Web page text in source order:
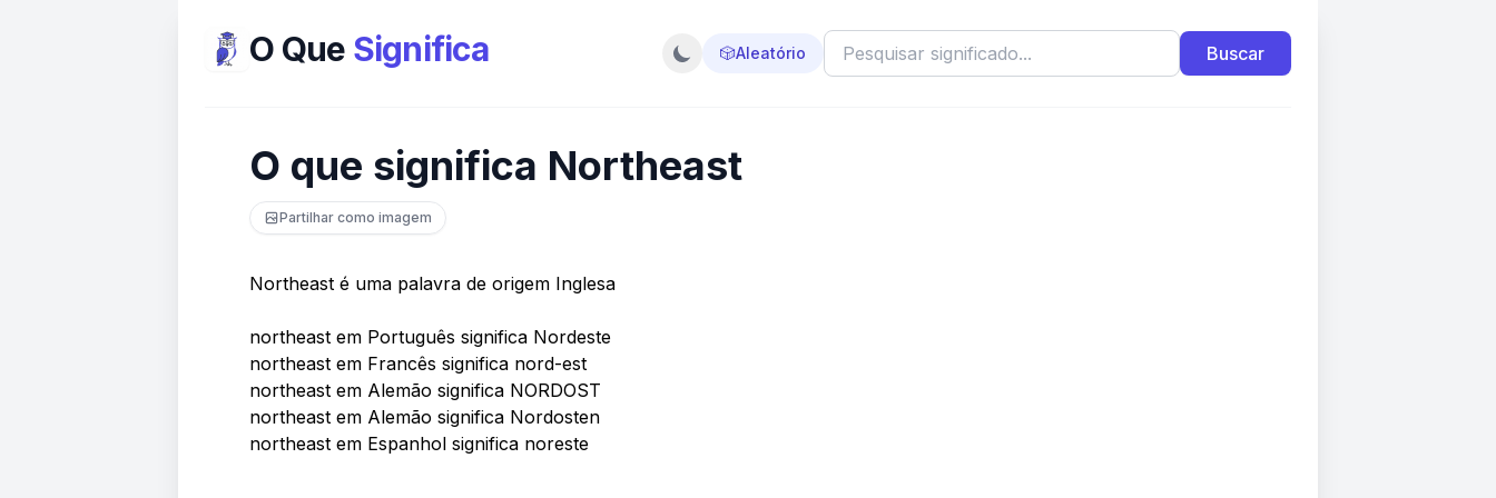
O Que Significa 🎲Aleatório Buscar
O que significa Northeast
Partilhar como imagem
Northeast é uma palavra de origem Inglesa
northeast em Português significa Nordeste
northeast em Francês significa nord-est
northeast em Alemão significa NORDOST
northeast em Alemão significa Nordosten
northeast em Espanhol significa noreste